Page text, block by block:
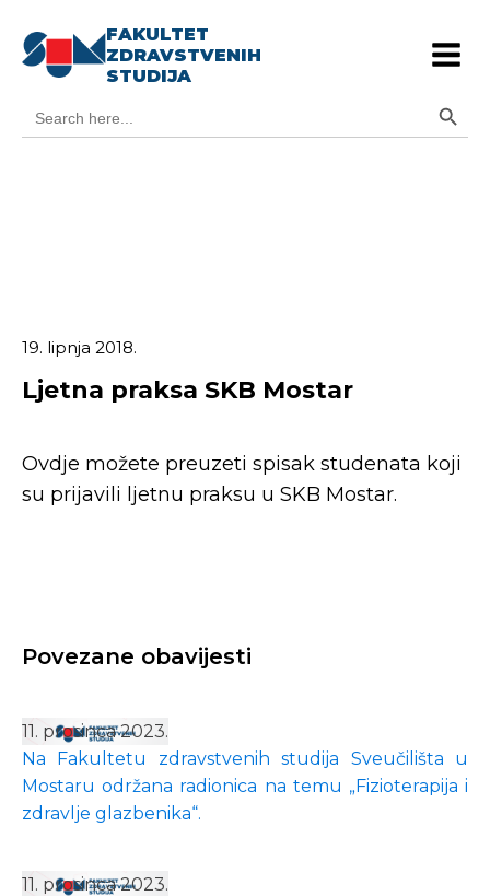
FAKULTET
ZDRAVSTVENIH
STUDIJA
for:
19. lipnja 2018.
Ljetna praksa SKB Mostar
Ovdje možete preuzeti spisak studenata koji
su prijavili ljetnu praksu u SKB Mostar.
Povezane obavijesti
11. prosinca 2023.
Na Fakultetu zdravstvenih studija Sveučilišta u
Mostaru održana radionica na temu „Fizioterapija i
zdravlje glazbenika“.
11. prosinca 2023.